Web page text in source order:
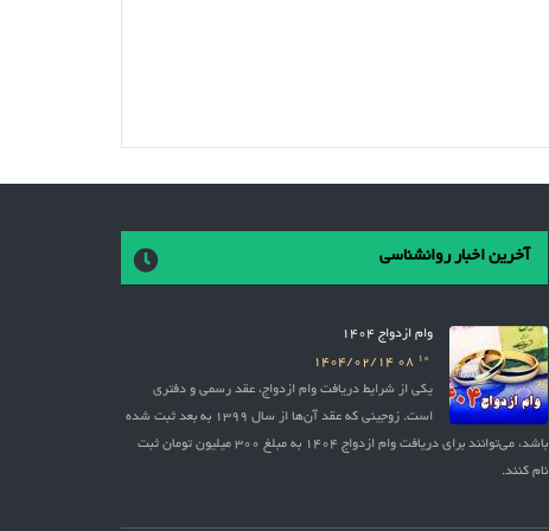
آخرین اخبار روانشناسی
وام ازدواج 1404
10
1404/02/14
یکی از شرایط دریافت وام ازدواج، عقد رسمی و دفتری
است. زوجینی که عقد آن‌ها از سال 1399 به بعد ثبت شده
باشد، می‌توانند برای دریافت وام ازدواج 1404 به مبلغ 300 میلیون تومان ثبت
نام کنند.